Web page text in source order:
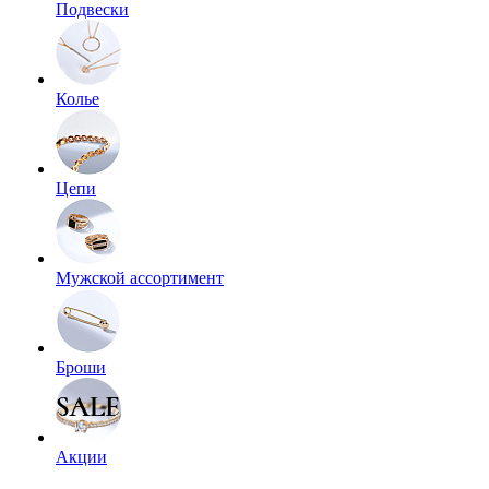
Подвески
Колье
Цепи
Мужской ассортимент
Броши
Акции